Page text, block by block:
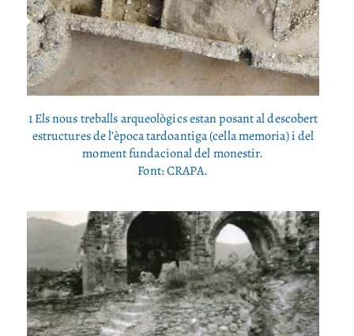
1 Els nous treballs arqueològics estan posant al descobert
estructures de l’època tardoantiga (cella memoria) i del
moment fundacional del monestir.
Font: CRAPA.